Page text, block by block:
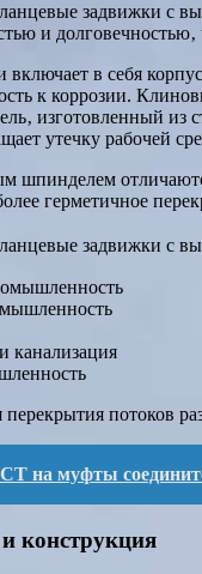
задвижки с
и
в себя
к коррозии.
изготовленный из
утечку рабочей
шпинделем
герметичное
задвижки с
канализация
потоков
на муфты
конструкция